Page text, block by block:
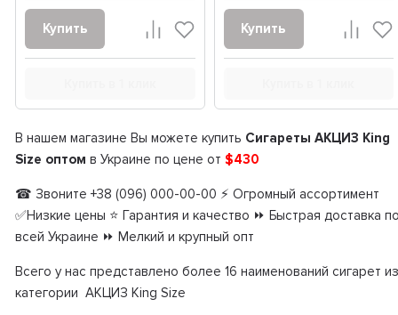
Купить Купить
В нашем магазине Вы можете купить Сигареты АКЦИЗ King
Size оптом в Украине по цене от $430
☎ Звоните +38 (096) 000-00-00 ⚡ Огромный ассортимент
✅Низкие цены ⭐ Гарантия и качество ⏩ Быстрая доставка
всей Украине ⏩ Мелкий и крупный опт
Всего у нас представлено более 16 наименований сигарет из
категории АКЦИЗ King Size